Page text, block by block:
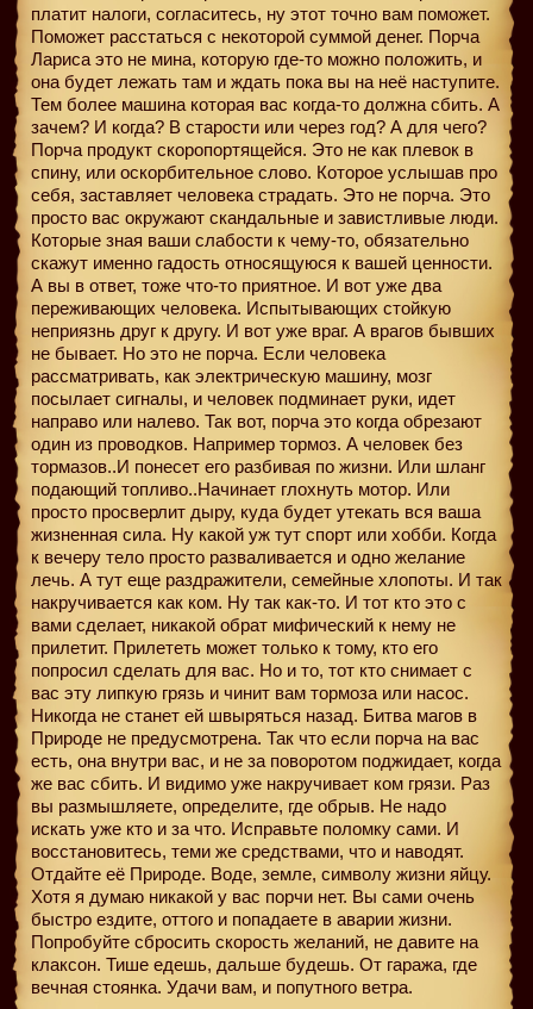
платит налоги, согласитесь, ну этот точно вам поможет.
Поможет расстаться с некоторой суммой денег. Порча
Лариса это не мина, которую где-то можно положить, и
она будет лежать там и ждать пока вы на неё наступите.
Тем более машина которая вас когда-то должна сбить. А
зачем? И когда? В старости или через год? А для чего?
Порча продукт скоропортящейся. Это не как плевок в
спину, или оскорбительное слово. Которое услышав про
себя, заставляет человека страдать. Это не порча. Это
просто вас окружают скандальные и завистливые люди.
Которые зная ваши слабости к чему-то, обязательно
скажут именно гадость относящуюся к вашей ценности.
А вы в ответ, тоже что-то приятное. И вот уже два
переживающих человека. Испытывающих стойкую
неприязнь друг к другу. И вот уже враг. А врагов бывших
не бывает. Но это не порча. Если человека
рассматривать, как электрическую машину, мозг
посылает сигналы, и человек подминает руки, идет
направо или налево. Так вот, порча это когда обрезают
один из проводков. Например тормоз. А человек без
тормазов..И понесет его разбивая по жизни. Или шланг
подающий топливо..Начинает глохнуть мотор. Или
просто просверлит дыру, куда будет утекать вся ваша
жизненная сила. Ну какой уж тут спорт или хобби. Когда
к вечеру тело просто разваливается и одно желание
лечь. А тут еще раздражители, семейные хлопоты. И так
накручивается как ком. Ну так как-то. И тот кто это с
вами сделает, никакой обрат мифический к нему не
прилетит. Прилететь может только к тому, кто его
попросил сделать для вас. Но и то, тот кто снимает с
вас эту липкую грязь и чинит вам тормоза или насос.
Никогда не станет ей швыряться назад. Битва магов в
Природе не предусмотрена. Так что если порча на вас
есть, она внутри вас, и не за поворотом поджидает, когда
же вас сбить. И видимо уже накручивает ком грязи. Раз
вы размышляете, определите, где обрыв. Не надо
искать уже кто и за что. Исправьте поломку сами. И
восстановитесь, теми же средствами, что и наводят.
Отдайте её Природе. Воде, земле, символу жизни яйцу.
Хотя я думаю никакой у вас порчи нет. Вы сами очень
быстро ездите, оттого и попадаете в аварии жизни.
Попробуйте сбросить скорость желаний, не давите на
клаксон. Тише едешь, дальше будешь. От гаража, где
вечная стоянка. Удачи вам, и попутного ветра.